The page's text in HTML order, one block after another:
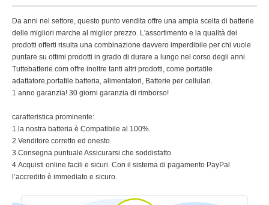
Da anni nel settore, questo punto vendita offre una ampia scelta di batterie
delle migliori marche al miglior prezzo. L'assortimento e la qualità dei
prodotti offerti risulta una combinazione davvero imperdibile per chi vuole
puntare su ottimi prodotti in grado di durare a lungo nel corso degli anni.
Tuttebatterie.com offre inoltre tanti altri prodotti, come portatile
adattatore,portatile batteria, alimentatori, Batterie per cellulari.
1 anno garanzia! 30 giorni garanzia di rimborso!
caratteristica prominente:
1.la nostra batteria è Compatibile al 100%.
2.Venditore corretto ed onesto.
3.Consegna puntuale Assicurarsi che soddisfatto.
4.Acquisti online facili e sicuri. Con il sistema di pagamento PayPal
l’accredito è immediato e sicuro.